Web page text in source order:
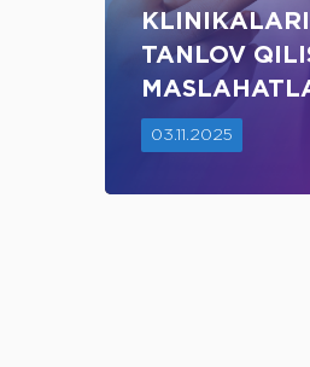
KLINIKALARI:
TANLOV
03.11.2025